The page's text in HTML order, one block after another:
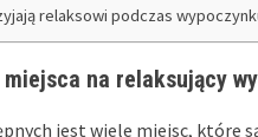
relaksowi podczas
na relaksujący
jest wiele miejsc, które